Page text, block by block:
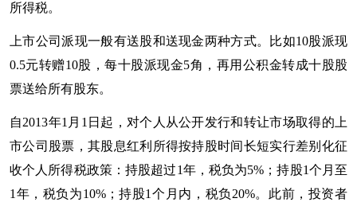
所得税。
上市公司派现一般有送股和送现金两种方式。比如10股派现
0.5元转赠10股，每十股派现金5角，再用公积金转成十股股
票送给所有股东。
自2013年1月1日起，对个人从公开发行和转让市场取得的上
市公司股票，其股息红利所得按持股时间长短实行差别化征
收个人所得税政策：持股超过1年，税负为5%；持股1个月至
1年，税负为10%；持股1个月内，税负20%。此前，投资者